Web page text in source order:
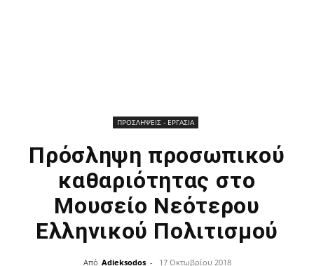
ΠΡΟΣΛΗΨΕΙΣ - ΕΡΓΑΣΙΑ
Πρόσληψη προσωπικού
καθαριότητας στο
Μουσείο Νεότερου
Ελληνικού Πολιτισμού
Από Adieksodos - 17 Οκτωβρίου 2018